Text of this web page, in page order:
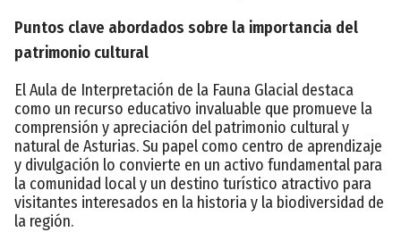
Puntos clave abordados sobre la importancia del
patrimonio cultural
El Aula de Interpretación de la Fauna Glacial destaca
como un recurso educativo invaluable que promueve la
comprensión y apreciación del patrimonio cultural y
natural de Asturias. Su papel como centro de aprendizaje
y divulgación lo convierte en un activo fundamental para
la comunidad local y un destino turístico atractivo para
visitantes interesados en la historia y la biodiversidad de
la región.